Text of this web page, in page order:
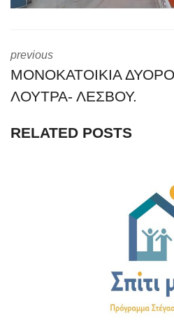
previous
ΜΟΝΟΚΑΤΟΙΚΙΑ
ΛΟΥΤΡΑ- ΛΕΣΒΟΥ.
RELATED POSTS